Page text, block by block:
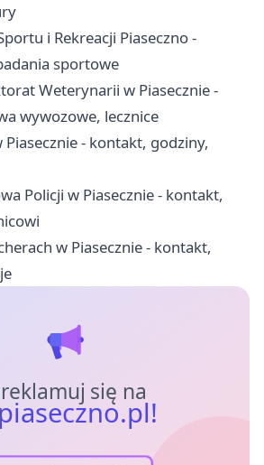
i Rekreacji Piaseczno -
sportowe
Weterynarii w Piasecznie -
wywozowe, lecznice
- kontakt, godziny,
Policji w Piasecznie - kontakt,
w Piasecznie - kontakt,
się na